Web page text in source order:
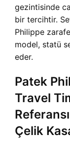
gezintisinde
bir tercihtir.
Philippe
model, statü
eder.
Patek
Travel
Çelik